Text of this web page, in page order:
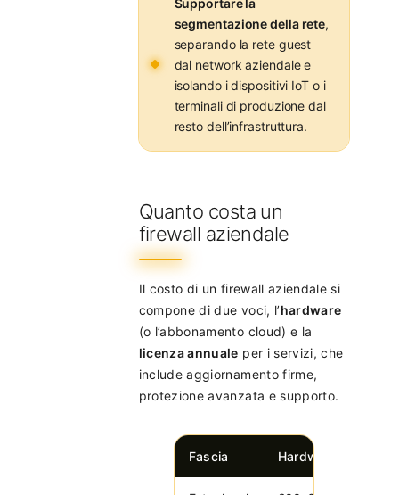
segmentazione della rete,
separando la rete guest
dal network aziendale e
isolando i dispositivi IoT o i
terminali di produzione dal
resto dell’infrastruttura.
Quanto costa un
firewall aziendale
Il costo di un firewall aziendale si
compone di due voci, l’hardware
(o l’abbonamento cloud) e la
licenza annuale per i servizi, che
include aggiornamento firme,
protezione avanzata e supporto.
Fascia Hardware